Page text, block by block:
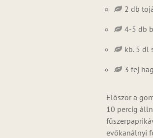
2 db
4-5 db
kb. 5 dl
3 fej
Először a
10 percig
evőkanálnyi